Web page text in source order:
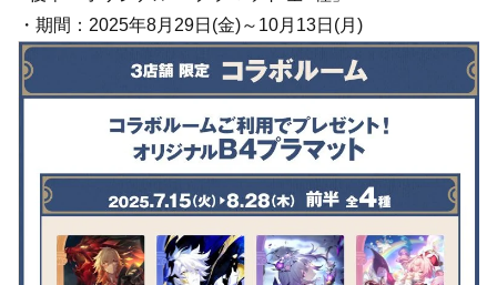
・期間：2025年8月29日(金)～10月13日(月)